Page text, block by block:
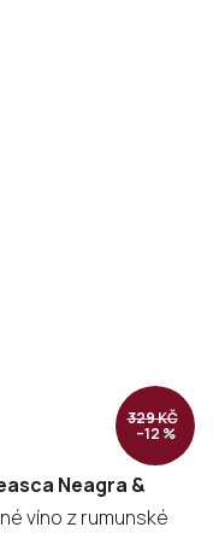
Neagra &
víno z rumunské
329 KČ
–12 %